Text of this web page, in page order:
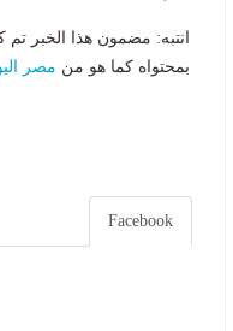
انتبه: مضمون هذا الخبر تم
بمحتواه كما هو من مصر
Facebook